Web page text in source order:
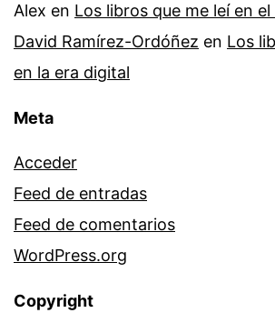
Alex en Los libros que me leí en el
David Ramírez-Ordóñez en Los
en la era digital
Meta
Acceder
Feed de entradas
Feed de comentarios
WordPress.org
Copyright